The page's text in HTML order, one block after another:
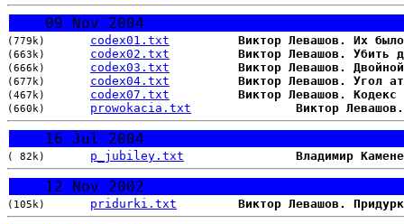
09 Nov 2004
(779k) codex01.txt Виктор Левашов. Их
(663k) codex02.txt Виктор Левашов. Убить
(666k) codex03.txt Виктор Левашов.
(677k) codex04.txt Виктор Левашов. Угол
(467k) codex07.txt Виктор Левашов. Кодекс
(660k) prowokacia.txt Виктор
16 Jul 2004
( 82k) p_jubiley.txt Владимир
12 Nov 2002
(105k) pridurki.txt Виктор Левашов.